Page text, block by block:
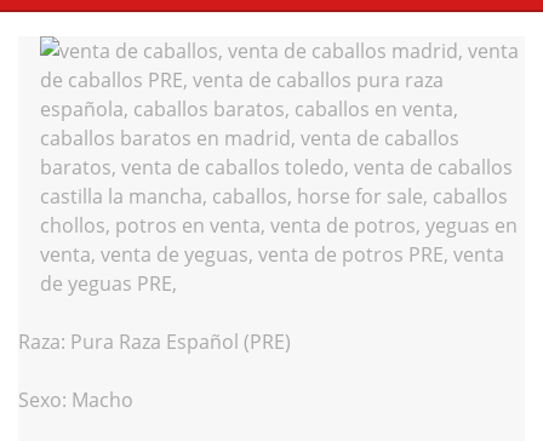
Raza: Pura Raza Español (PRE)
Sexo: Macho